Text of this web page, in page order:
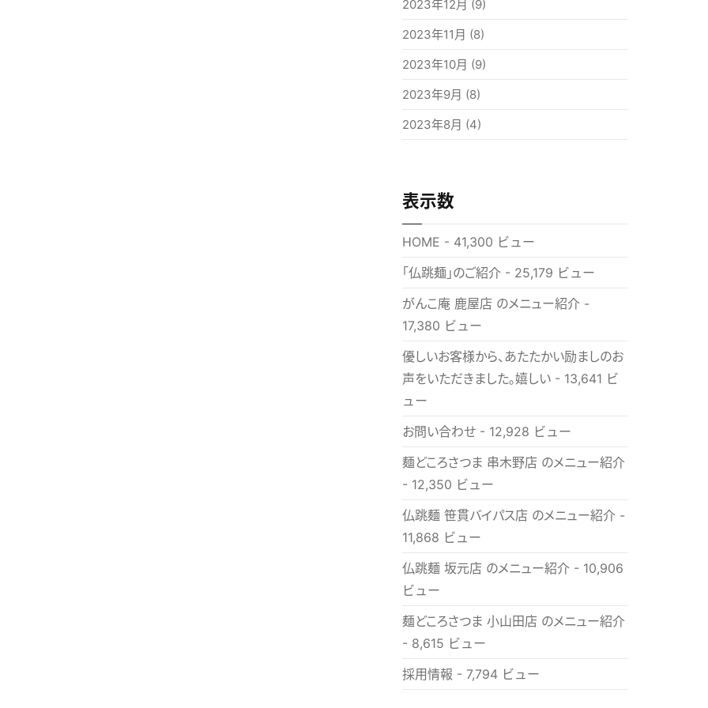
2023年12月 (9)
2023年11月 (8)
2023年10月 (9)
2023年9月 (8)
2023年8月 (4)
表示数
HOME - 41,300 ビュー
「仏跳麺」のご紹介 - 25,179 ビュー
がんこ庵 鹿屋店 のメニュー紹介 -
17,380 ビュー
優しいお客様から、あたたかい励ましのお
声をいただきました。嬉しい - 13,641 ビ
ュー
お問い合わせ - 12,928 ビュー
麺どころさつま 串木野店 のメニュー紹介
- 12,350 ビュー
仏跳麺 笹貫バイパス店 のメニュー紹介 -
11,868 ビュー
仏跳麺 坂元店 のメニュー紹介 - 10,906
ビュー
麺どころさつま 小山田店 のメニュー紹介
- 8,615 ビュー
採用情報 - 7,794 ビュー